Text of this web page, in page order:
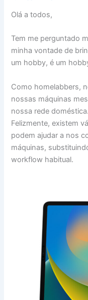
Olá a todos,
Tem me perguntado
minha vontade de
um hobby, é um
Como homelabbers,
nossas máquinas
nossa rede doméstica.
Felizmente, existem
podem ajudar a nos
máquinas,
workflow habitual.